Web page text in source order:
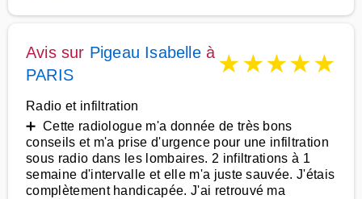
Avis sur Pigeau Isabelleà
PARIS
★★★★★
Radio et infiltration
➕ Cette radiologue m'a donnée de très bons
conseils et m'a prise d'urgence pour une infiltration
sous radio dans les lombaires. 2 infiltrations à 1
semaine d'intervalle et elle m'a juste sauvée. J'étais
complètement handicapée. J'ai retrouvé ma